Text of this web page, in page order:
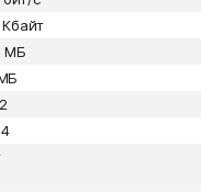
Кбайт
МБ